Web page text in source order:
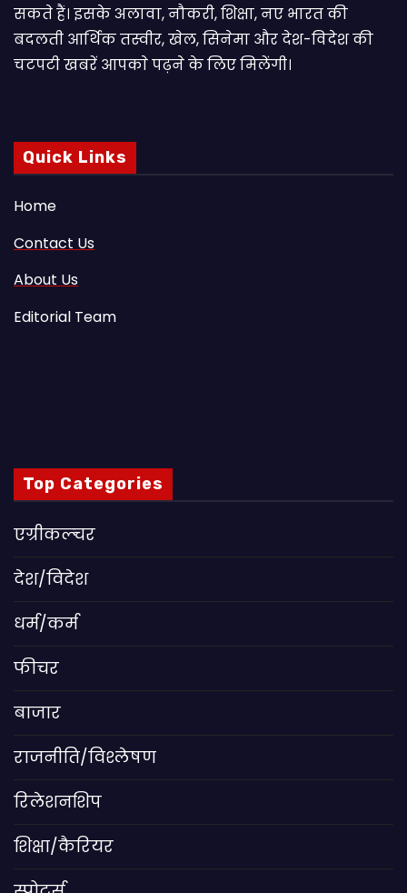
सकते हैं। इसके अलावा, नौकरी, शिक्षा, नए भारत की
बदलती आर्थिक तस्वीर, खेल, सिनेमा और देश-विदेश की
चटपटी खबरें आपकाे पढ़ने के लिए मिलेंगी।
Quick Links
Home
Contact Us
About Us
Editorial Team
Top Categories
एग्रीकल्चर
देश/विदेश
धर्म/कर्म
फीचर
बाजार
राजनीति/विश्लेषण
रिलेशनशिप
शिक्षा/कैरियर